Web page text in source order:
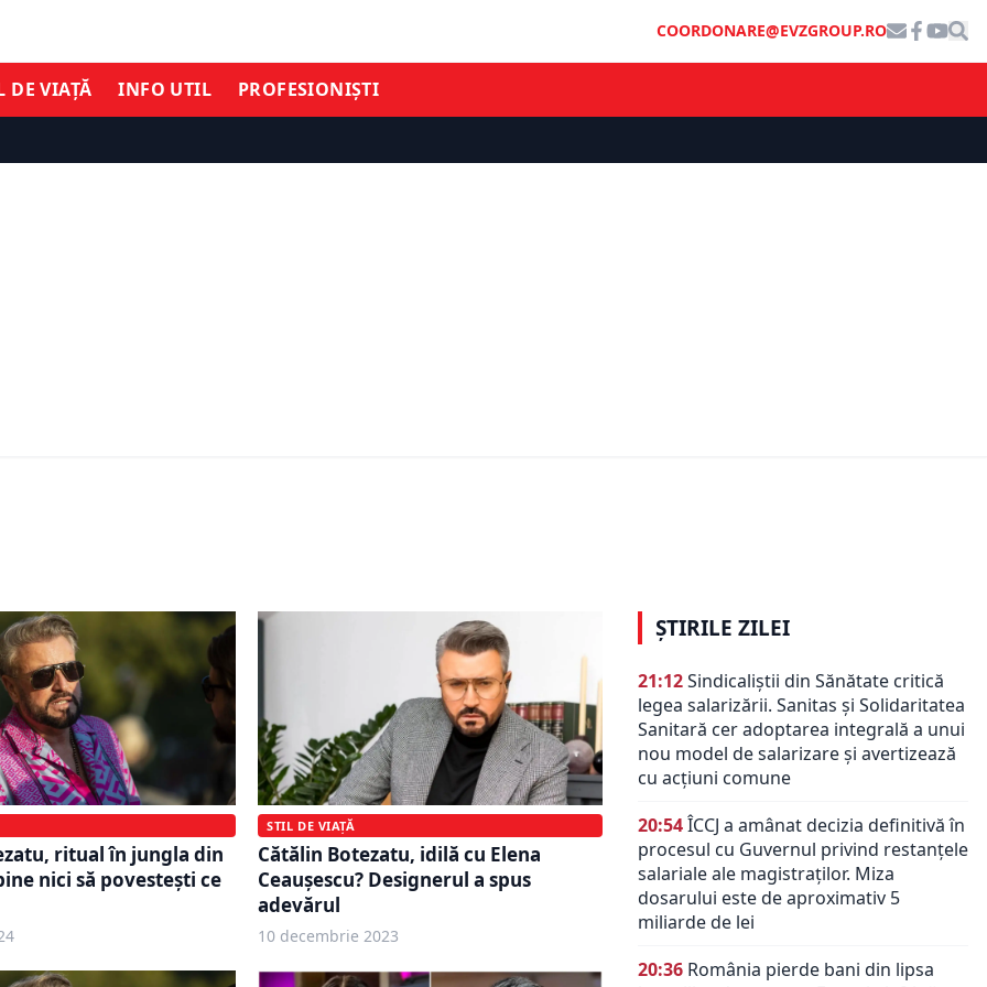
COORDONARE@EVZGROUP.RO
DE VIAȚĂ INFO UTIL PROFESIONIȘTI
ritual în jungla din
nici să povestești ce
STIL DE VIAȚĂ
Cătălin Botezatu, idilă cu Elena
Ceaușescu? Designerul a spus
adevărul
10 decembrie 2023
ȘTIRILE ZILEI
21:12Sindicaliștii din Sănătate critică
legea salarizării. Sanitas și Solidaritatea
Sanitară cer adoptarea integrală a unui
nou model de salarizare și avertizează
cu acțiuni comune
20:54ÎCCJ a amânat decizia definitivă în
procesul cu Guvernul privind restanțele
salariale ale magistraților. Miza
dosarului este de aproximativ 5
miliarde de lei
20:36 România pierde bani din lipsa